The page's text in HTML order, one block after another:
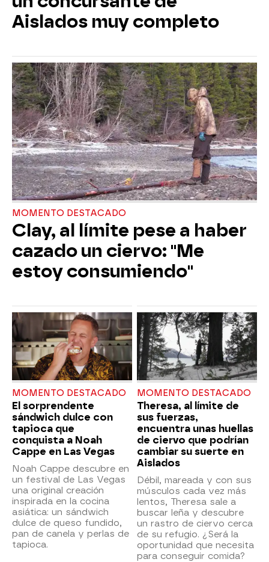
Aislados muy completo
MOMENTO DESTACADO
Clay, al límite pese a haber
cazado un ciervo: "Me
estoy consumiendo"
MOMENTO DESTACADO
El sorprendente
sándwich dulce con
tapioca que
conquista a Noah
Cappe en Las Vegas
Noah Cappe descubre en
un festival de Las Vegas
una original creación
inspirada en la cocina
asiática: un sándwich
dulce de queso fundido,
pan de canela y perlas de
tapioca.
MOMENTO DESTACADO
Theresa, al límite de
sus fuerzas,
encuentra unas huellas
de ciervo que podrían
cambiar su suerte en
Aislados
Débil, mareada y con sus
músculos cada vez más
lentos, Theresa sale a
buscar leña y descubre
un rastro de ciervo cerca
de su refugio. ¿Será la
oportunidad que necesita
para conseguir comida?